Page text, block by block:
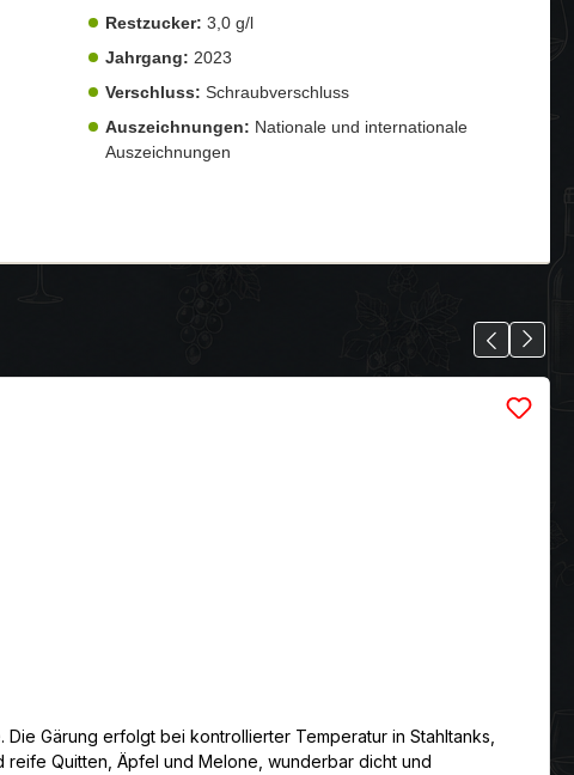
Restzucker: 3,0 g/l
Jahrgang: 2023
Verschluss: Schraubverschluss
Auszeichnungen: Nationale und internationale
Auszeichnungen
Gärung erfolgt bei kontrollierter Temperatur in Stahltanks,
reife Quitten, Äpfel und Melone, wunderbar dicht und